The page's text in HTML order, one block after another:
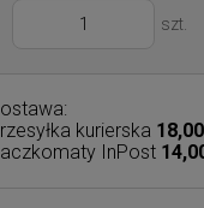
szt.
kurierska
InPost